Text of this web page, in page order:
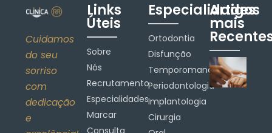
Cuidamos
do seu
sorriso
com
dedicação
e
Links
Úteis
Sobre
Nós
Recrutamento
Especialidades
Marcar
Especialidades
Ortodontia
Disfunção
Temporomandibular
Periodontologia
Implantologia
Cirurgia
Artigos
mais